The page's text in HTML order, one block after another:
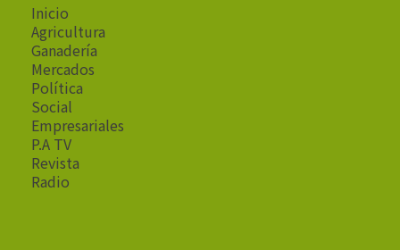
Inicio
Agricultura
Ganadería
Mercados
Política
Social
Empresariales
P.A TV
Revista
Radio